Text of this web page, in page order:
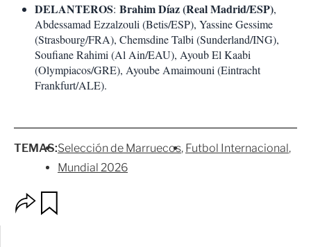
DELANTEROS: Brahim Díaz (Real Madrid/ESP),
Abdessamad Ezzalzouli (Betis/ESP), Yassine Gessime
(Strasbourg/FRA), Chemsdine Talbi (Sunderland/ING),
Soufiane Rahimi (Al Ain/EAU), Ayoub El Kaabi
(Olympiacos/GRE), Ayoube Amaimouni (Eintracht
Frankfurt/ALE).
TEMAS:Selección de Marruecos Futbol Internacional
Mundial 2026